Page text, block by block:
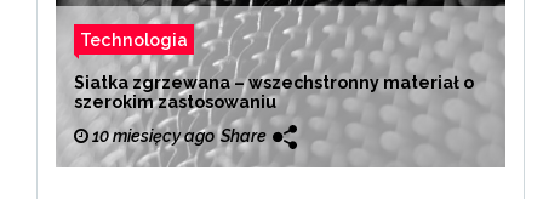
Technologia
Siatka zgrzewana – wszechstronny materiał o
szerokim zastosowaniu
10 miesięcy ago Share